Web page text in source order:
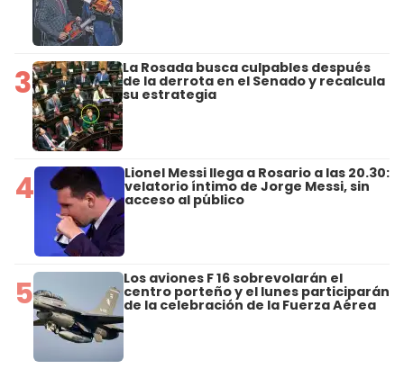
3 La Rosada busca culpables después
de la derrota en el Senado y recalcula
su estrategia
4 Lionel Messi llega a Rosario a las 20.30:
velatorio íntimo de Jorge Messi, sin
acceso al público
5 Los aviones F 16 sobrevolarán el
centro porteño y el lunes participarán
de la celebración de la Fuerza Aérea